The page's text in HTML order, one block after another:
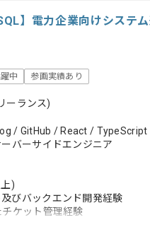
】電力企業向けシステ
中 参画実績あり
ーランス)
/ GitHub / React / TypeScript
バーサイドエンジニア
)
びバックエンド開発経験
ケット管理経験